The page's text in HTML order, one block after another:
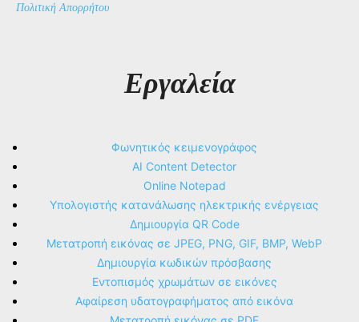
Πολιτική Απορρήτου
Εργαλεία
Φωνητικός κειμενογράφος
AI Content Detector
Online Notepad
Υπολογιστής κατανάλωσης ηλεκτρικής ενέργειας
Δημιουργία QR Code
Μετατροπή εικόνας σε JPEG, PNG, GIF, BMP, WebP
Δημιουργία κωδικών πρόσβασης
Εντοπισμός χρωμάτων σε εικόνες
Αφαίρεση υδατογραφήματος από εικόνα